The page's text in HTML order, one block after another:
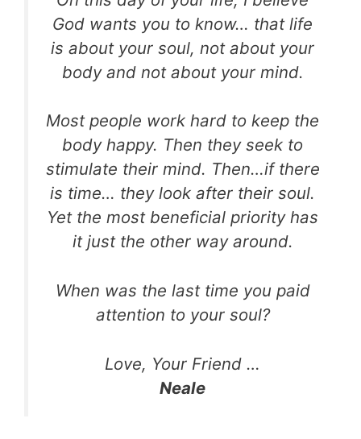
God wants you to know… that life
is about your soul, not about your
body and not about your mind.
Most people work hard to keep the
body happy. Then they seek to
stimulate their mind. Then…if there
is time… they look after their soul.
Yet the most beneficial priority has
it just the other way around.
When was the last time you paid
attention to your soul?
Love, Your Friend …
Neale